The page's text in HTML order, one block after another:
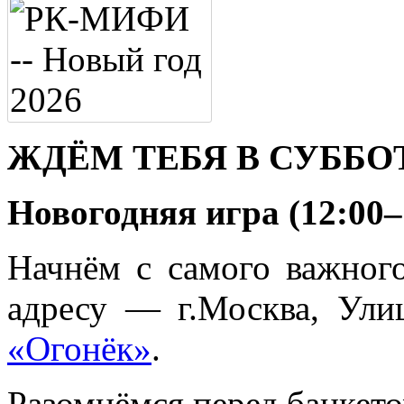
ЖДЁМ ТЕБЯ В
Новогодняя игра
Начнём с самого
адресу — г.Москва,
«Огонёк».